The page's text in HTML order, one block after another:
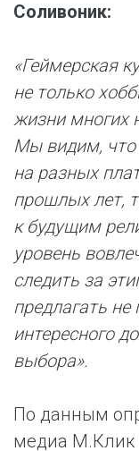
Соливоник:
«Геймерская
не только
жизни многих
Мы видим, что
на разных
прошлых лет,
к будущим
уровень
следить за
предлагать
интересного
выбора».
По данным
медиа М.Клик